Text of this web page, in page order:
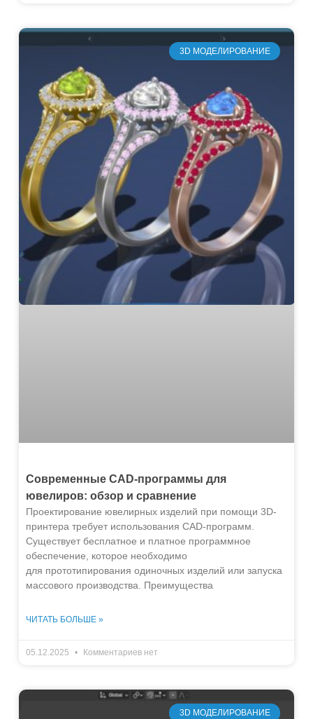
3D МОДЕЛИРОВАНИЕ
Современные CAD-программы для
ювелиров: обзор и сравнение
Проектирование ювелирных изделий при помощи 3D-
принтера требует использования CAD-программ.
Существует бесплатное и платное программное
обеспечение, которое необходимо
для прототипирования одиночных изделий или запуска
массового производства. Преимущества
ЧИТАТЬ БОЛЬШЕ »
05.12.2025 Комментариев нет
3D МОДЕЛИРОВАНИЕ